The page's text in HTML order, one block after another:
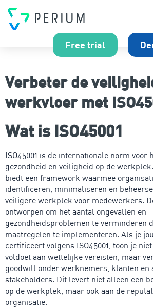
Free trial
Verbeter de
werkvloer met
Wat is ISO45001
ISO45001 is de internationale norm voor
gezondheid en veiligheid op de
biedt een framework waarmee
identificeren, minimaliseren en
veiligere werkplek voor medewerkers.
ontworpen om het aantal ongevallen en
gezondheidsproblemen te verminderen
maatregelen te implementeren. Als je
certificeert volgens ISO45001, toon je
voldoet aan wettelijke vereisten, maar
goodwill onder werknemers, klanten en
stakeholders. Dit levert niet alleen een
op de werkplek, maar ook aan de
organisatie.